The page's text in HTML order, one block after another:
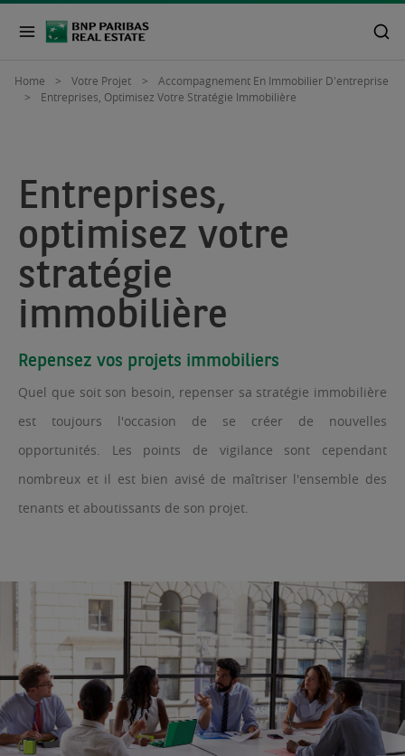
Home Votre Projet
Accompagnement En Immobilier D'entreprise
Entreprises, Optimisez Votre Stratégie Immobilière
Entreprises,
optimisez votre
stratégie
immobilière
Repensez vos projets immobiliers
Quel que soit son besoin, repenser sa stratégie immobilière
est toujours l'occasion de se créer de nouvelles
opportunités. Les points de vigilance sont cependant
nombreux et il est bien avisé de maîtriser l'ensemble des
tenants et aboutissants de son projet.